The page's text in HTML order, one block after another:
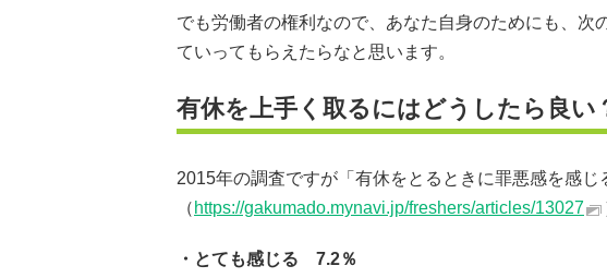
でも労働者の権利なので、あなた自身のためにも、次
ていってもらえたらなと思います。
有休を上手く取るにはどうしたら良い
2015年の調査ですが「有休をとるときに罪悪感を感じ
（ https://gakumado.mynavi.jp/freshers/articles/13027
・とても感じる 7.2％